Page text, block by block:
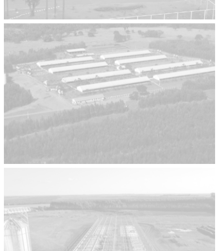
Água Mineral Treze Tílias
Obras Industriais
Obras Industriais